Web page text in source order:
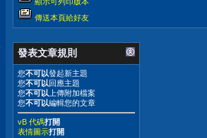
傳送本頁給好友
發表文章規則
您不可以發起新主題
您不可以回應主題
您不可以 上傳附加檔案
您不可以編輯您的文章
vB 代碼打開
表情圖示打開